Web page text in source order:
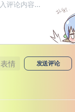
表情 发送评论